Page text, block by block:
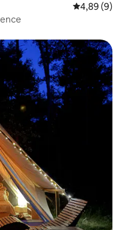
Évaluation
4,89 (9)
appréciés